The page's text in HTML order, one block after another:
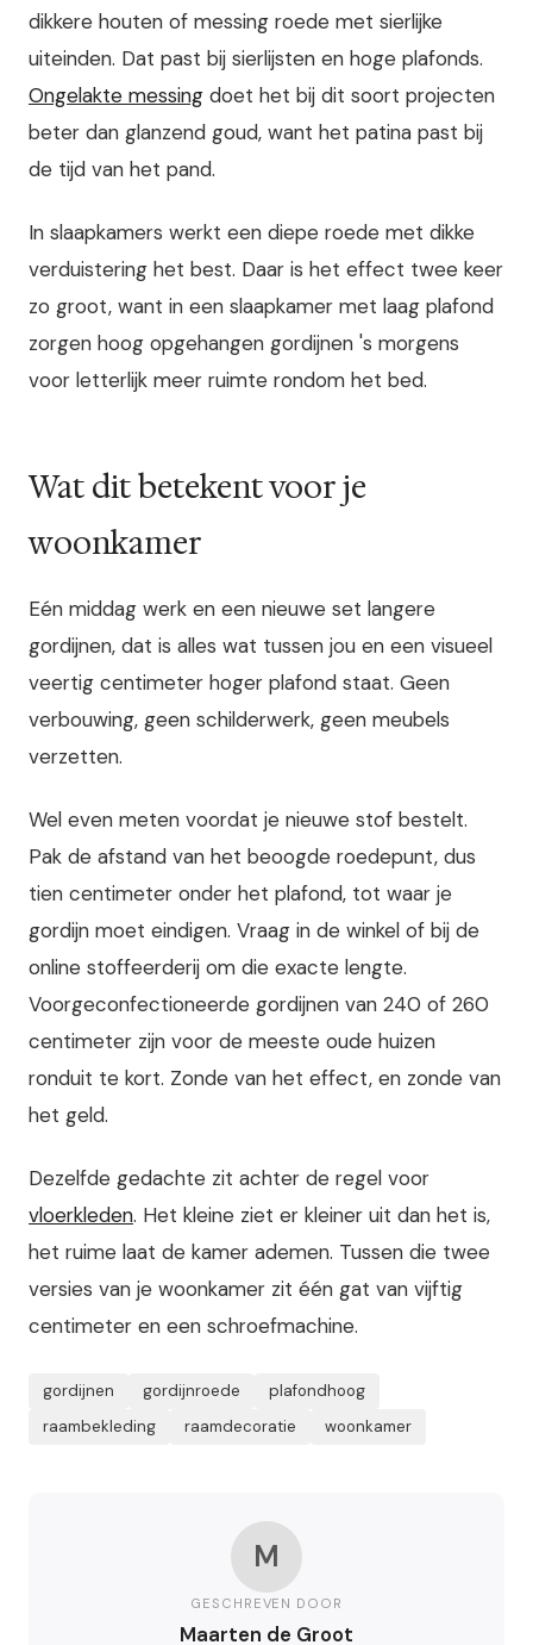
dikkere houten of messing roede met sierlijke
uiteinden. Dat past bij sierlijsten en hoge plafonds.
Ongelakte messing doet het bij dit soort projecten
beter dan glanzend goud, want het patina past bij
de tijd van het pand.
In slaapkamers werkt een diepe roede met dikke
verduistering het best. Daar is het effect twee keer
zo groot, want in een slaapkamer met laag plafond
zorgen hoog opgehangen gordijnen 's morgens
voor letterlijk meer ruimte rondom het bed.
Wat dit betekent voor je
woonkamer
Eén middag werk en een nieuwe set langere
gordijnen, dat is alles wat tussen jou en een visueel
veertig centimeter hoger plafond staat. Geen
verbouwing, geen schilderwerk, geen meubels
verzetten.
Wel even meten voordat je nieuwe stof bestelt.
Pak de afstand van het beoogde roedepunt, dus
tien centimeter onder het plafond, tot waar je
gordijn moet eindigen. Vraag in de winkel of bij de
online stoffeerderij om die exacte lengte.
Voorgeconfectioneerde gordijnen van 240 of 260
centimeter zijn voor de meeste oude huizen
ronduit te kort. Zonde van het effect, en zonde van
het geld.
Dezelfde gedachte zit achter de regel voor
vloerkleden. Het kleine ziet er kleiner uit dan het is,
het ruime laat de kamer ademen. Tussen die twee
versies van je woonkamer zit één gat van vijftig
centimeter en een schroefmachine.
gordijnen gordijnroede
plafondhoog
raambekleding
raamdecoratie woonkamer
M
GESCHREVEN DOOR
Maarten de Groot